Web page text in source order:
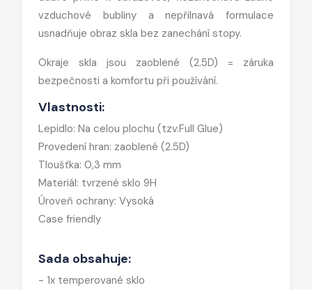
vzduchové bubliny a nepřilnavá formulace
usnadňuje obraz skla bez zanechání stopy.
Okraje skla jsou zaoblené (2.5D) = záruka
bezpečnosti a komfortu při používání.
Vlastnosti:
Lepidlo: Na celou plochu (tzv.Full Glue)
Provedení hran: zaoblené (2.5D)
Tloušťka: 0,3 mm
Materiál: tvrzené sklo 9H
Úroveň ochrany: Vysoká
Case friendly
Sada obsahuje:
- 1x temperované sklo